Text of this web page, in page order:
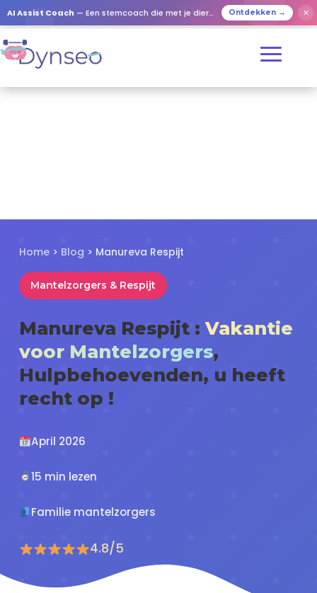
AI Assist Coach — Een stemcoach die met je dierbaren speelt Ontdekken → ✕
Home > Blog > Manureva Respijt
Mantelzorgers & Respijt
Manureva Respijt : Vakantie
voor Mantelzorgers,
Hulpbehoevenden, u heeft
recht op !
April 2026
15 min lezen
Familie mantelzorgers
4.8/5